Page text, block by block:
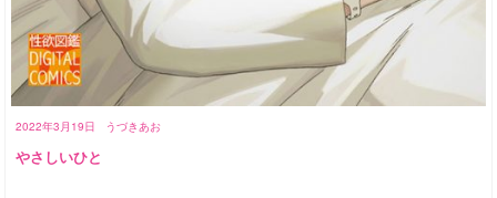
2022年3月19日 うづきあお
やさしいひと